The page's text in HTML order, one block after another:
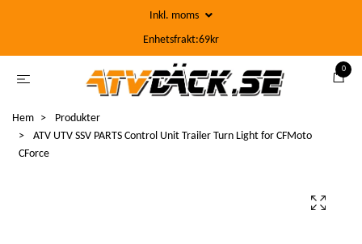
Inkl. moms
Enhetsfrakt:69kr
0
Hem
Produkter
ATV UTV SSV PARTS Control Unit Trailer Turn Light for CFMoto
CForce